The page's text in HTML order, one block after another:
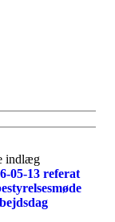
indlæg
05-13 referat